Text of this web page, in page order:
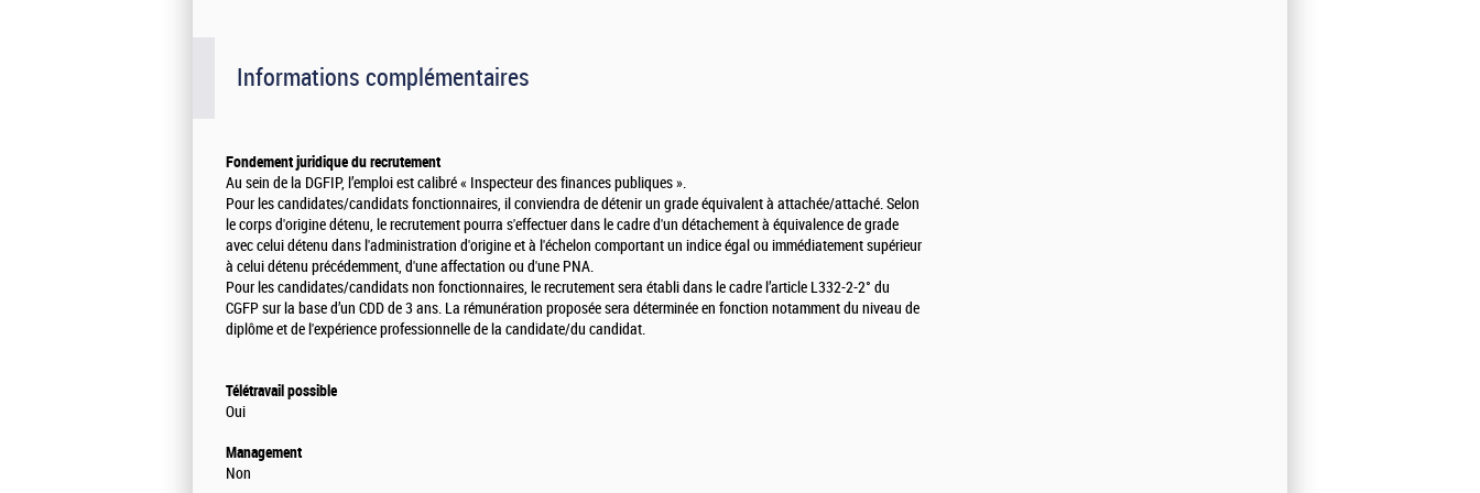
Informations complémentaires
Fondement juridique du recrutement
Au sein de la DGFIP, l’emploi est calibré « Inspecteur des finances publiques ».
Pour les candidates/candidats fonctionnaires, il conviendra de détenir un grade équivalent à attachée/attaché. Selon
le corps d'origine détenu, le recrutement pourra s'effectuer dans le cadre d'un détachement à équivalence de grade
avec celui détenu dans l'administration d'origine et à l'échelon comportant un indice égal ou immédiatement supérieur
à celui détenu précédemment, d'une affectation ou d'une PNA.
Pour les candidates/candidats non fonctionnaires, le recrutement sera établi dans le cadre l’article L332-2-2° du
CGFP sur la base d’un CDD de 3 ans. La rémunération proposée sera déterminée en fonction notamment du niveau de
diplôme et de l'expérience professionnelle de la candidate/du candidat.
Télétravail possible
Oui
Management
Non